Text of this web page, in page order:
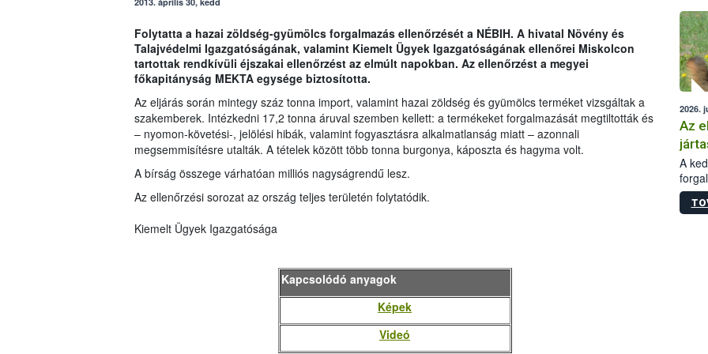
Folytatta a hazai zöldség-gyümölcs forgalmazás ellenőrzését a NÉBIH. A hivatal Növény és
Talajvédelmi Igazgatóságának, valamint Kiemelt Ügyek Igazgatóságának ellenőrei Miskolcon
tartottak rendkívüli éjszakai ellenőrzést az elmúlt napokban. Az ellenőrzést a megyei
főkapitányság MEKTA egysége biztosította.
Az eljárás során mintegy száz tonna import, valamint hazai zöldség és gyümölcs terméket vizsgáltak a
szakemberek. Intézkedni 17,2 tonna áruval szemben kellett: a termékeket forgalmazását megtiltották és
– nyomon-követési-, jelölési hibák, valamint fogyasztásra alkalmatlanság miatt – azonnali
megsemmisítésre utalták. A tételek között több tonna burgonya, káposzta és hagyma volt.
A bírság összege várhatóan milliós nagyságrendű lesz.
Az ellenőrzési sorozat az ország teljes területén folytatódik.
Kiemelt Ügyek Igazgatósága
Kapcsolódó anyagok
Képek
Videó
2026.
Az
A